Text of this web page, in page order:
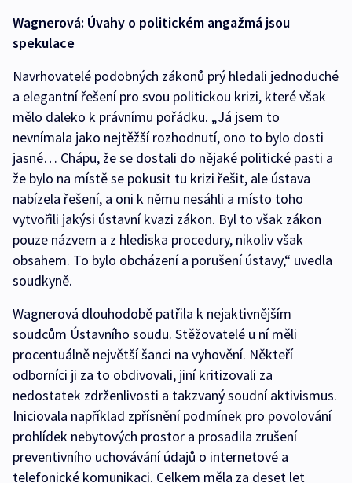
Wagnerová: Úvahy o politickém angažmá jsou
spekulace
Navrhovatelé podobných zákonů prý hledali jednoduché
a elegantní řešení pro svou politickou krizi, které však
mělo daleko k právnímu pořádku. „Já jsem to
nevnímala jako nejtěžší rozhodnutí, ono to bylo dosti
jasné… Chápu, že se dostali do nějaké politické pasti a
že bylo na místě se pokusit tu krizi řešit, ale ústava
nabízela řešení, a oni k němu nesáhli a místo toho
vytvořili jakýsi ústavní kvazi zákon. Byl to však zákon
pouze názvem a z hlediska procedury, nikoliv však
obsahem. To bylo obcházení a porušení ústavy,“ uvedla
soudkyně.
Wagnerová dlouhodobě patřila k nejaktivnějším
soudcům Ústavního soudu. Stěžovatelé u ní měli
procentuálně největší šanci na vyhovění. Někteří
odborníci ji za to obdivovali, jiní kritizovali za
nedostatek zdrženlivosti a takzvaný soudní aktivismus.
Iniciovala například zpřísnění podmínek pro povolování
prohlídek nebytových prostor a prosadila zrušení
preventivního uchovávání údajů o internetové a
telefonické komunikaci. Celkem měla za deset let